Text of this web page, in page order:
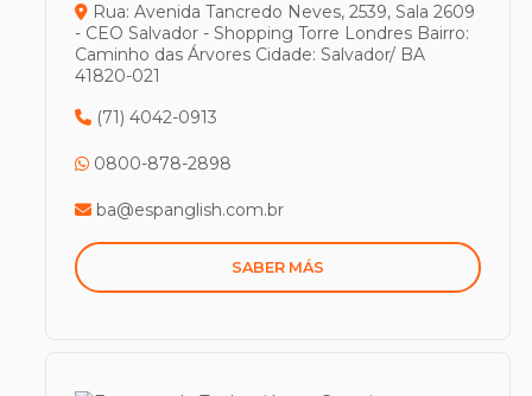
Rua: Avenida Tancredo Neves, 2539, Sala 2609
- CEO Salvador - Shopping Torre Londres Bairro:
Caminho das Árvores Cidade: Salvador/ BA
41820-021
(71) 4042-0913
0800-878-2898
ba@espanglish.com.br
SABER MÁS